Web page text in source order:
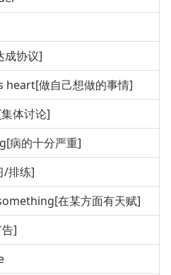
成协议]
heart[做自己想做的事情]
体讨论]
病的十分严重]
/排练]
在某方面有天赋]
]